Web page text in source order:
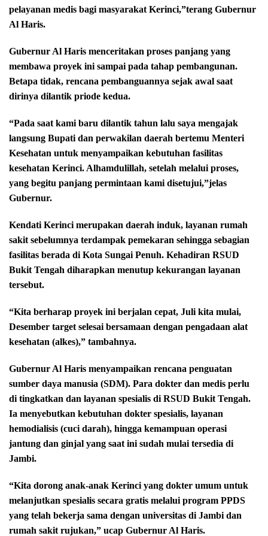
pelayanan medis bagi masyarakat Kerinci,”terang Gubernur
Al Haris.
Gubernur Al Haris menceritakan proses panjang yang
membawa proyek ini sampai pada tahap pembangunan.
Betapa tidak, rencana pembanguannya sejak awal saat
dirinya dilantik priode kedua.
“Pada saat kami baru dilantik tahun lalu saya mengajak
langsung Bupati dan perwakilan daerah bertemu Menteri
Kesehatan untuk menyampaikan kebutuhan fasilitas
kesehatan Kerinci. Alhamdulillah, setelah melalui proses,
yang begitu panjang permintaan kami disetujui,”jelas
Gubernur.
Kendati Kerinci merupakan daerah induk, layanan rumah
sakit sebelumnya terdampak pemekaran sehingga sebagian
fasilitas berada di Kota Sungai Penuh. Kehadiran RSUD
Bukit Tengah diharapkan menutup kekurangan layanan
tersebut.
“Kita berharap proyek ini berjalan cepat, Juli kita mulai,
Desember target selesai bersamaan dengan pengadaan alat
kesehatan (alkes),” tambahnya.
Gubernur Al Haris menyampaikan rencana penguatan
sumber daya manusia (SDM). Para dokter dan medis perlu
di tingkatkan dan layanan spesialis di RSUD Bukit Tengah.
Ia menyebutkan kebutuhan dokter spesialis, layanan
hemodialisis (cuci darah), hingga kemampuan operasi
jantung dan ginjal yang saat ini sudah mulai tersedia di
Jambi.
“Kita dorong anak-anak Kerinci yang dokter umum untuk
melanjutkan spesialis secara gratis melalui program PPDS
yang telah bekerja sama dengan universitas di Jambi dan
rumah sakit rujukan,” ucap Gubernur Al Haris.